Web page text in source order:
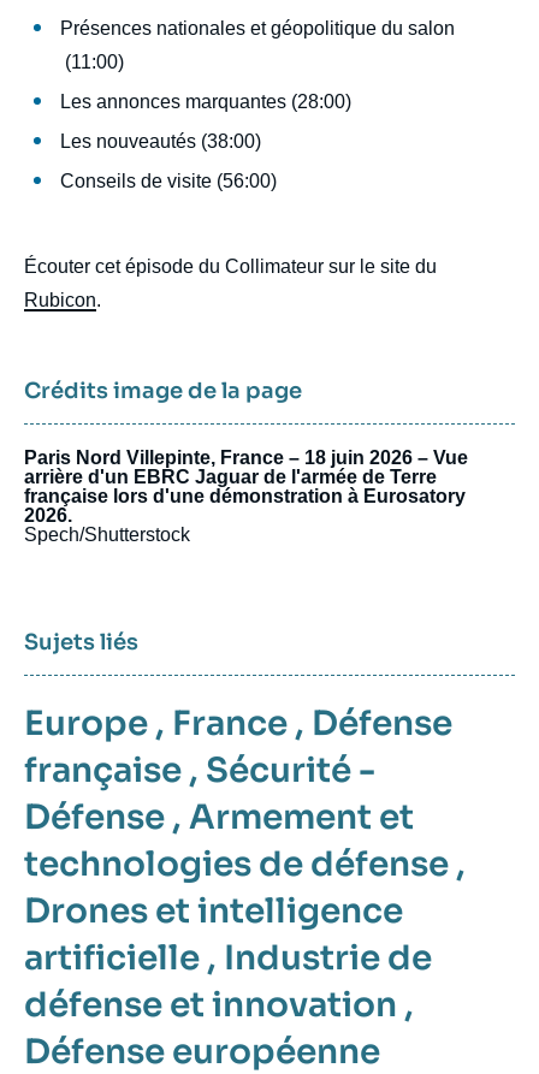
Présences nationales et géopolitique du salon
(11:00)
Les annonces marquantes (28:00)
Les nouveautés (38:00)
Conseils de visite (56:00)
Écouter cet épisode du Collimateur sur le site du
Rubicon.
Crédits image de la page
Paris Nord Villepinte, France – 18 juin 2026 – Vue
arrière d'un EBRC Jaguar de l'armée de Terre
française lors d'une démonstration à Eurosatory
2026.
Spech/Shutterstock
Sujets liés
Europe , France , Défense
française , Sécurité -
Défense , Armement et
technologies de défense ,
Drones et intelligence
artificielle , Industrie de
défense et innovation ,
Défense européenne